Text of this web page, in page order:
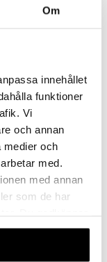
Om
innehållet
funktioner
Vi
och annan
medier och
med.
med annan
som de har
vår webbplats.
useana vaihtoehtona
15x7 cm
STUDIO
€